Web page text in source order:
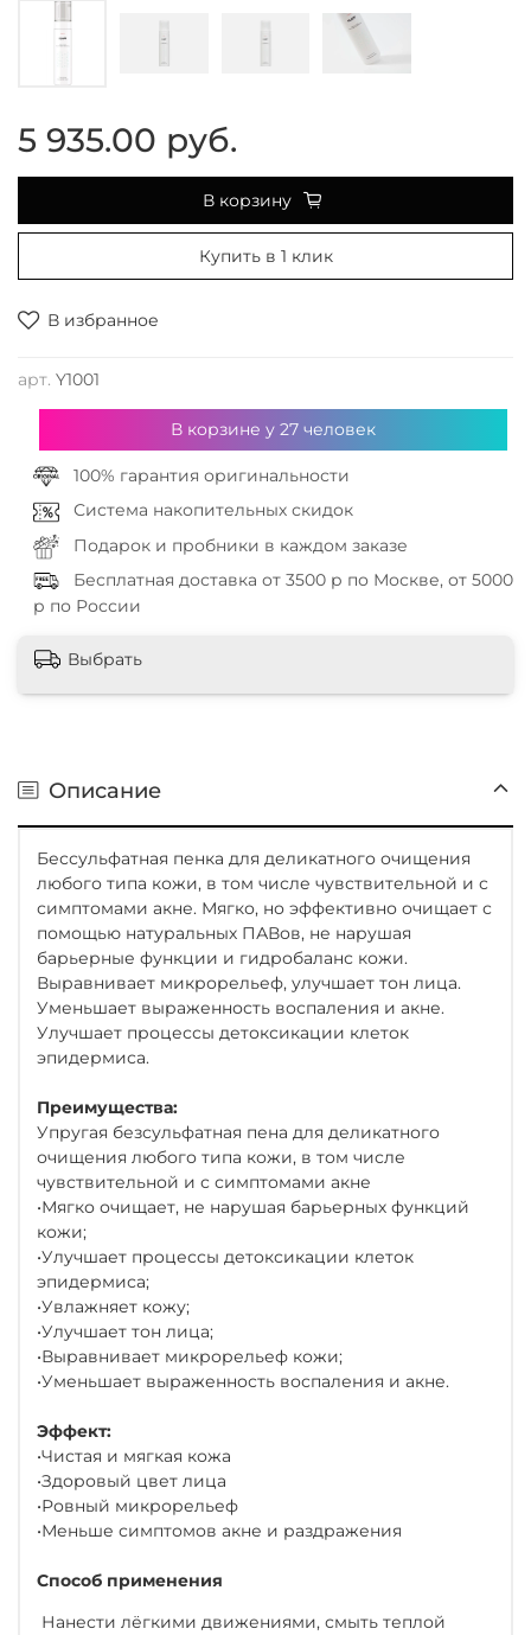
В избранное
арт. Y1001
5 935.00 руб.
В корзину
Купить в 1 клик
В корзине у 27человек
100% гарантия оригинальности
Система накопительных скидок
Подарок и пробники в каждом заказе
Бесплатная доставка от 3500 р по Москве, от 5000
р по России
Выбрать
Описание
Бессульфатная пенка для деликатного очищения
любого типа кожи, в том числе чувствительной и с
симптомами акне. Мягко, но эффективно очищает с
помощью натуральных ПАВов, не нарушая
барьерные функции и гидробаланс кожи.
Выравнивает микрорельеф, улучшает тон лица.
Уменьшает выраженность воспаления и акне.
Улучшает процессы детоксикации клеток
эпидермиса.
Преимущества:
Упругая безсульфатная пена для деликатного
очищения любого типа кожи, в том числе
чувствительной и с симптомами акне
•Мягко очищает, не нарушая барьерных функций
кожи;
•Улучшает процессы детоксикации клеток
эпидермиса;
•Увлажняет кожу;
•Улучшает тон лица;
•Выравнивает микрорельеф кожи;
•Уменьшает выраженность воспаления и акне.
Эффект:
•Чистая и мягкая кожа
•Здоровый цвет лица
•Ровный микрорельеф
•Меньше симптомов акне и раздражения
Способ применения
Нанести лёгкими движениями, смыть теплой